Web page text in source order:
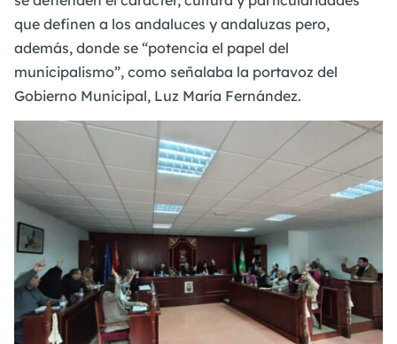
que definen a los andaluces y andaluzas pero,
además, donde se “potencia el papel del
municipalismo”, como señalaba la portavoz del
Gobierno Municipal, Luz María Fernández.